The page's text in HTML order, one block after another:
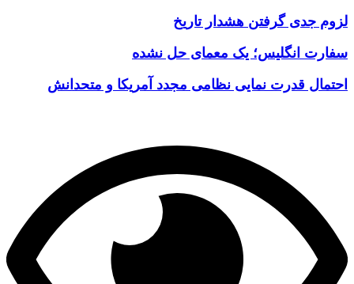
لزوم جدی گرفتن هشدار تاریخ
سفارت انگلیس؛ یک معمای حل نشده
احتمال قدرت نمایی نظامی مجدد آمریکا و متحدانش